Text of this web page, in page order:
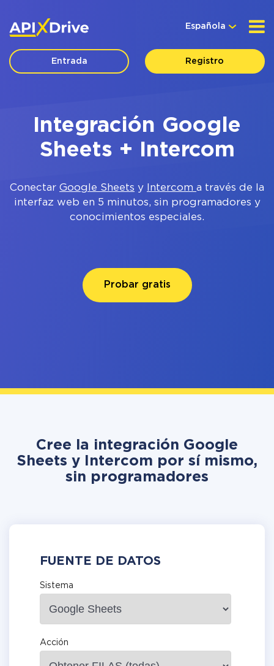
Española
Entrada Registro
Integración Google
Sheets + Intercom
Conectar Google Sheets y Intercom a través de la
interfaz web en 5 minutos, sin programadores y
conocimientos especiales.
Probar gratis
Cree la integración Google
Sheets y Intercom por sí mismo,
sin programadores
FUENTE DE DATOS
Sistema
Acción